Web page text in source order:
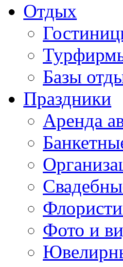
Отдых
Базы
Праздники
Аренда
Фото и